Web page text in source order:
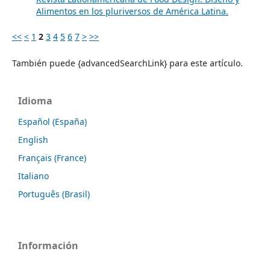
Alimentos en los pluriversos de América Latina.
<< < 1 2 3 4 5 6 7 > >>
También puede {advancedSearchLink} para este artículo.
Idioma
Español (España)
English
Français (France)
Italiano
Português (Brasil)
Información